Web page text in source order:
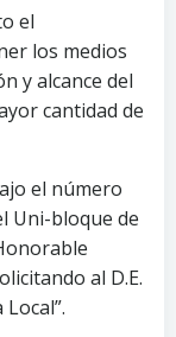
el
los medios
y alcance del
cantidad de
el número
Uni-bloque de
al D.E.